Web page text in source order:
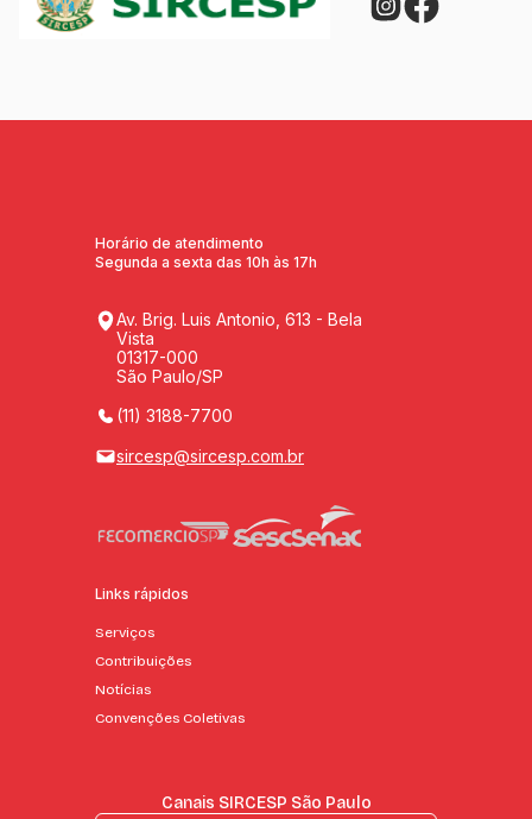
Horário de atendimento
Segunda a sexta das 10h às 17h
Av. Brig. Luis Antonio, 613 - Bela
Vista
01317-000
São Paulo/SP
(11) 3188-7700
sircesp@sircesp.com.br
Links rápidos
Serviços
Contribuições
Notícias
Convenções Coletivas
Canais SIRCESP São Paulo